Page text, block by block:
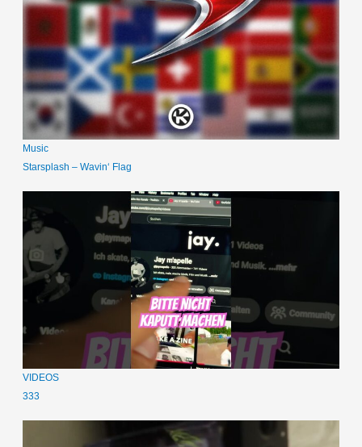
Music
Starsplash – Wavin‘ Flag
VIDEOS
333